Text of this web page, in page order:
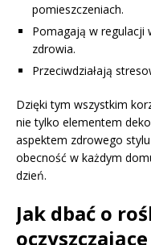
pomieszczeniach.
Pomagają w regulacji
zdrowia.
Przeciwdziałają
Dzięki tym wszystkim
nie tylko elementem
aspektem zdrowego
obecność w każdym
dzień.
Jak dbać o